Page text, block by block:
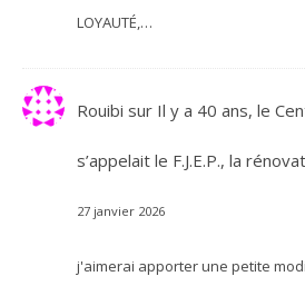
LOYAUTÉ,…
Rouibi sur Il y a 40 ans, le
s’appelait le F.J.E.P., la
27 janvier 2026
j'aimerai apporter une petite